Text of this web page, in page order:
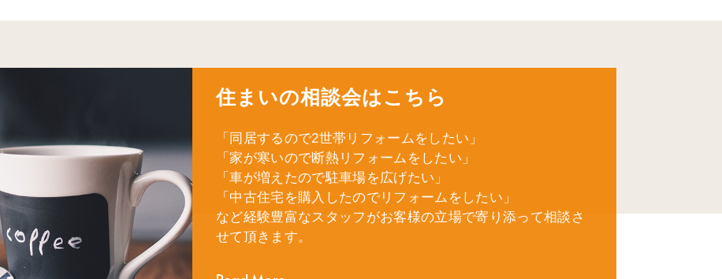
住まいの相談会はこちら
「同居するので2世帯リフォームをしたい」
「家が寒いので断熱リフォームをしたい」
「車が増えたので駐車場を広げたい」
「中古住宅を購入したのでリフォームをしたい」
など経験豊富なスタッフがお客様の立場で寄り添って相談さ
せて頂きます。